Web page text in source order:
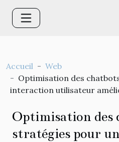
Accueil
Web
Optimisation des
interaction utilisateur
Optimisation des
stratégies pour